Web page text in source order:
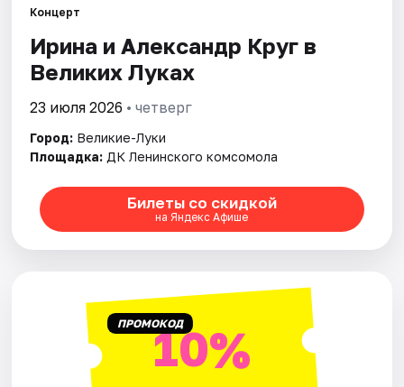
Концерт
Ирина и Александр Круг в
Великих Луках
23 июля 2026 • четверг
Город: Великие-Луки
Площадка: ДК Ленинского комсомола
Билеты со скидкой
на Яндекс Афише
ПРОМОКОД10%